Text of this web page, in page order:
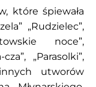
które śpiewała
„Rudzielec”,
noce”,
„Parasolki”,
utworów